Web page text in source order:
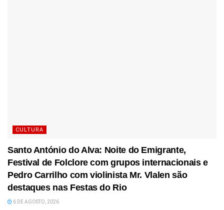
CULTURA
Santo António do Alva: Noite do Emigrante,
Festival de Folclore com grupos internacionais e
Pedro Carrilho com violinista Mr. Vlalen são
destaques nas Festas do Rio
6 DE AGOSTO, 2026